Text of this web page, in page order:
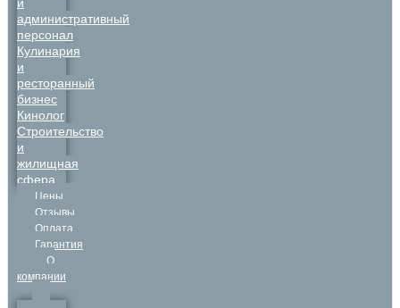
административный
персонал
Кулинария
и
ресторанный
бизнес
Кинолог
Строительство
и
жилищная
сфера
Цены
Отзывы
Оплата
Гарантия
О
компании